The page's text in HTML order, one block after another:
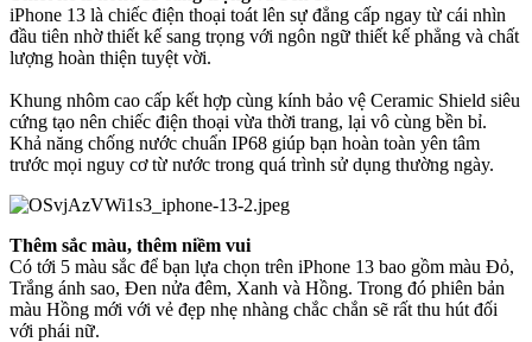
iPhone 13 là chiếc điện thoại toát lên sự đẳng cấp ngay từ cái nhìn
đầu tiên nhờ thiết kế sang trọng với ngôn ngữ thiết kế phẳng và chất
lượng hoàn thiện tuyệt vời.
Khung nhôm cao cấp kết hợp cùng kính bảo vệ Ceramic Shield siêu
cứng tạo nên chiếc điện thoại vừa thời trang, lại vô cùng bền bỉ.
Khả năng chống nước chuẩn IP68 giúp bạn hoàn toàn yên tâm
trước mọi nguy cơ từ nước trong quá trình sử dụng thường ngày.
Thêm sắc màu, thêm niềm vui
Có tới 5 màu sắc để bạn lựa chọn trên iPhone 13 bao gồm màu Đỏ,
Trắng ánh sao, Đen nửa đêm, Xanh và Hồng. Trong đó phiên bản
màu Hồng mới với vẻ đẹp nhẹ nhàng chắc chắn sẽ rất thu hút đối
với phái nữ.